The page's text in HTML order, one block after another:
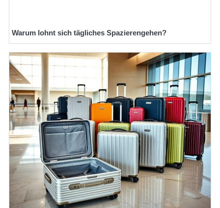
Warum lohnt sich tägliches Spazierengehen?